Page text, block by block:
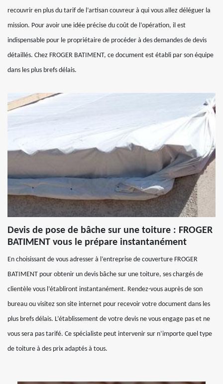
recouvrir en plus du tarif de l’artisan couvreur à qui vous allez déléguer la
mission. Pour avoir une idée précise du coût de l’opération, il est
indispensable pour le propriétaire de procéder à des demandes de devis
détaillés. Chez FROGER BATIMENT, ce document est établi par son équipe
dans les plus brefs délais.
Devis de pose de bâche sur une toiture : FROGER
BATIMENT vous le prépare instantanément
En choisissant de vous adresser à l’entreprise de couverture FROGER
BATIMENT pour obtenir un devis bâche sur une toiture, ses chargés de
clientèle vous l’établiront instantanément. Rendez-vous auprès de son
bureau ou visitez son site internet pour recevoir votre document dans les
plus brefs délais. L’établissement de votre devis ne vous engage pas et ne
vous sera pas tarifé. Ce spécialiste peut intervenir sur n’importe quel type
de toiture à des prix adaptés à tous.